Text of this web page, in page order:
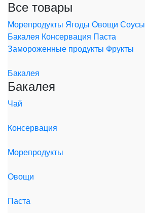
Все товары
Морепродукты Ягоды Овощи Соусы
Бакалея Консервация Паста
Замороженные продукты Фрукты
Бакалея
Бакалея
Чай
Консервация
Морепродукты
Овощи
Паста